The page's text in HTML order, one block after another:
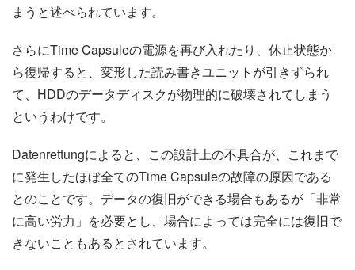
まうと述べられています。
さらにTime Capsuleの電源を再び入れたり、休止状態か
ら復帰すると、変形した読み書きユニットが引きずられ
て、HDDのデータディスクが物理的に破壊されてしまう
というわけです。
Datenrettungによると、この設計上の不具合が、これまで
に発生したほぼ全てのTime Capsuleの故障の原因である
とのことです。データの復旧ができる場合もあるが「非常
に高い労力」を必要とし、場合によっては完全には復旧で
きないこともあるとされています。